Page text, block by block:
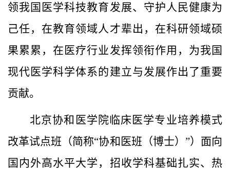
领我国医学科技教育发展、守护人民健康为
己任，在教育领域人才辈出，在科研领域硕
果累累，在医疗行业发挥领衔作用，为我国
现代医学科学体系的建立与发展作出了重要
贡献。
北京协和医学院临床医学专业培养模式
改革试点班（简称“协和医班（博士）”）面向
国内外高水平大学，招收学科基础扎实、热